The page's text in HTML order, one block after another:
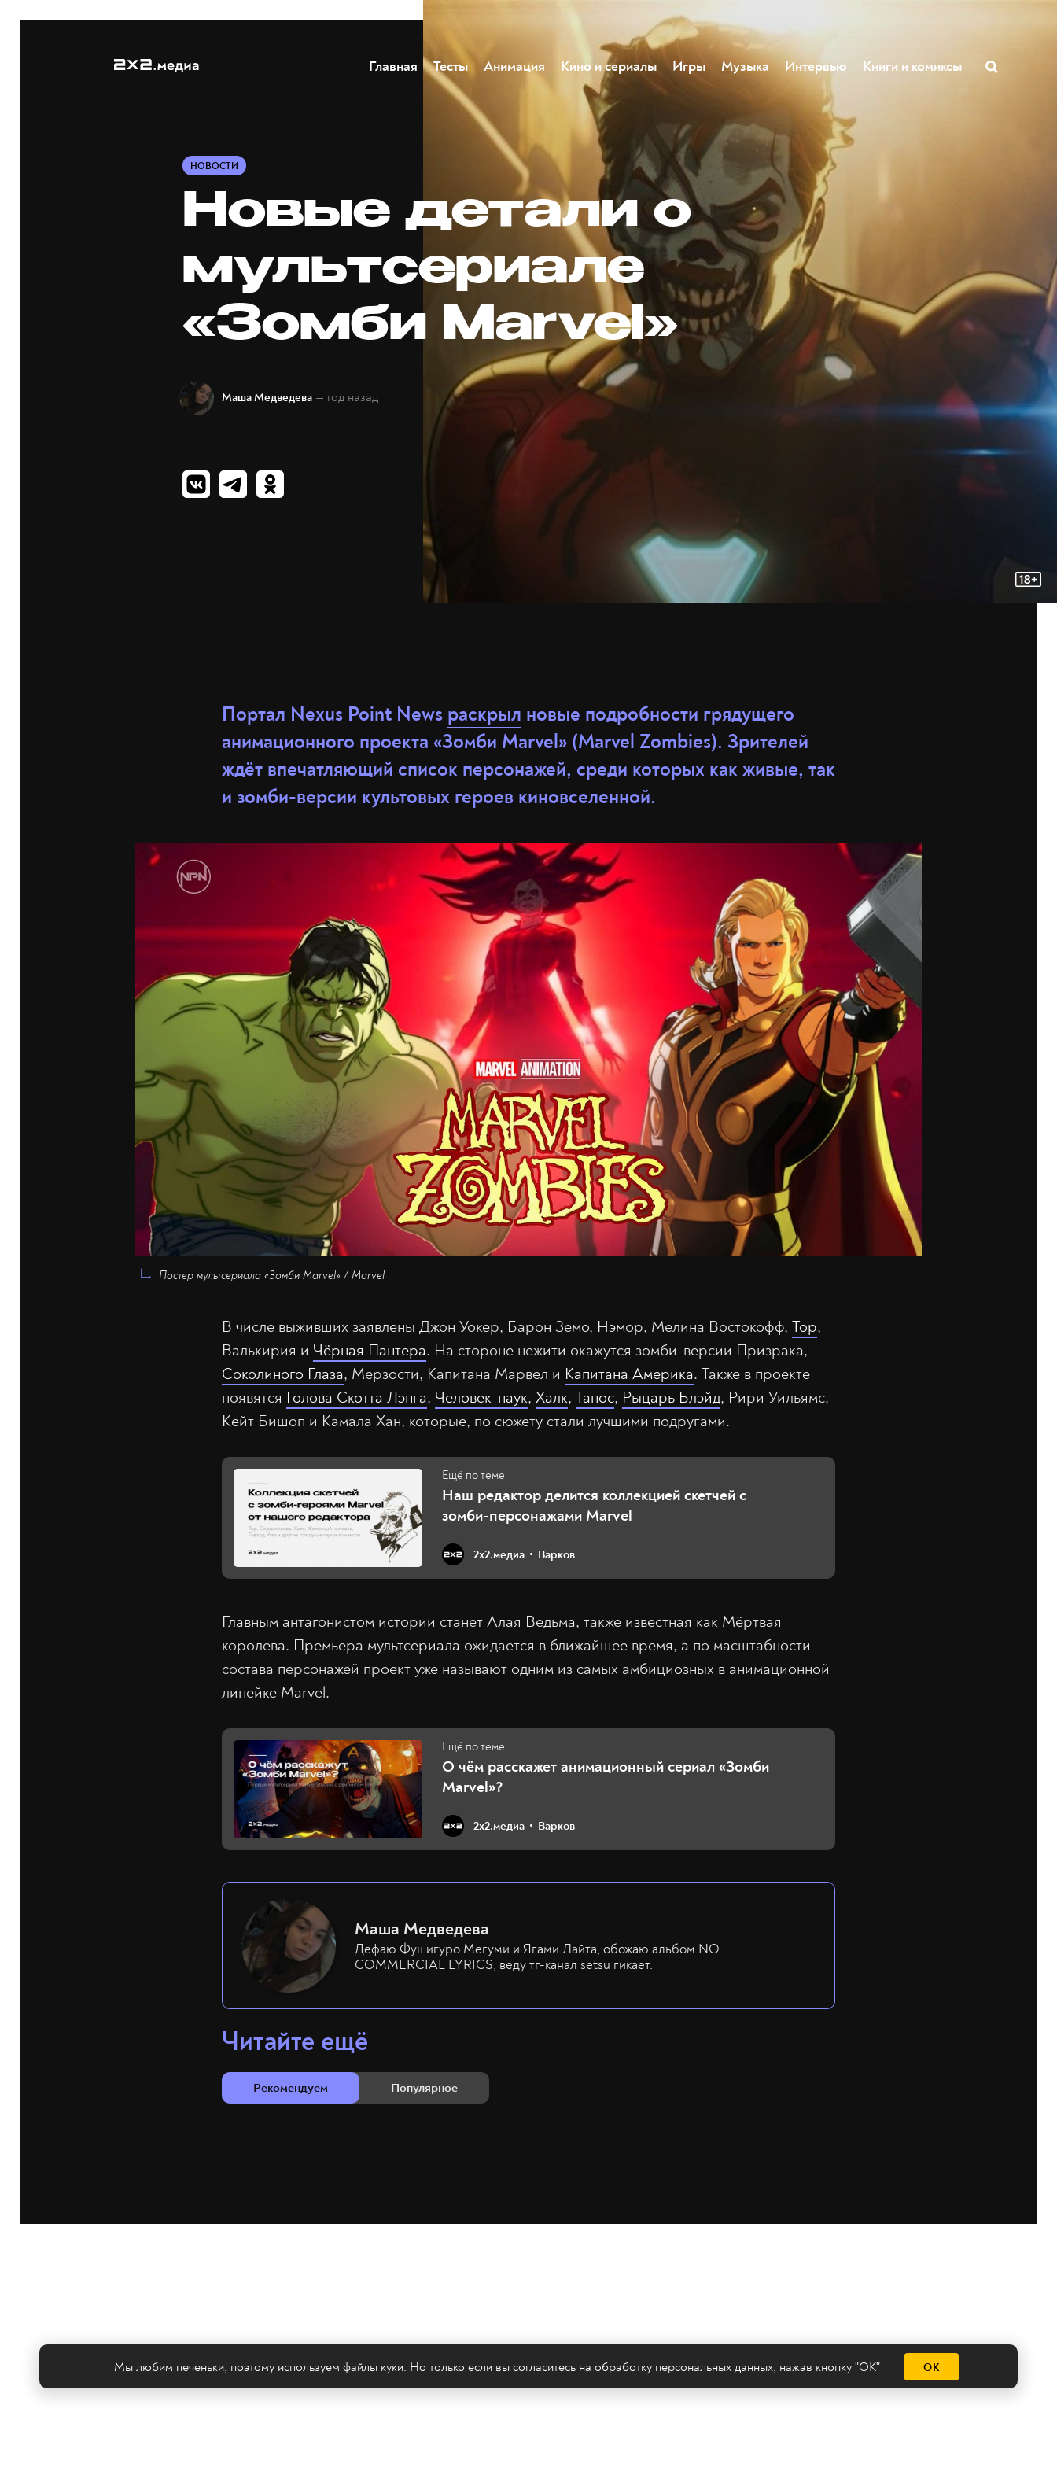
Главная Тесты Анимация Кино и сериалы Игры Музыка Интервью Книги и комиксы
НОВОСТИ
Новые детали о
мультсериале
«Зомби Marvel»
Маша Медведева — год назад
Портал Nexus Point News раскрыл новые подробности грядущего
анимационного проекта «Зомби Marvel» (Marvel Zombies). Зрителей
ждёт впечатляющий список персонажей, среди которых как живые, так
и зомби-версии культовых героев киновселенной.
Постер мультсериала «Зомби Marvel» / Marvel
В числе выживших заявлены Джон Уокер, Барон Земо, Нэмор, Мелина Востокофф, Тор,
Валькирия и Чёрная Пантера. На стороне нежити окажутся зомби-версии Призрака,
Соколиного Глаза, Мерзости, Капитана Марвел и Капитана Америка. Также в проекте
появятся Голова Скотта Лэнга, Человек-паук, Халк, Танос, Рыцарь Блэйд, Рири Уильямс,
Кейт Бишоп и Камала Хан, которые, по сюжету стали лучшими подругами.
Наш редактор делится коллекцией скетчей с
зомби-персонажами Marvel
2х2.медиа Варков
Главным антагонистом истории станет Алая Ведьма, также известная как Мёртвая
королева. Премьера мультсериала ожидается в ближайшее время, а по масштабности
состава персонажей проект уже называют одним из самых амбициозных в анимационной
линейке Marvel.
О чём расскажет анимационный сериал «Зомби
Marvel»?
2х2.медиа Варков
Маша Медведева
Дефаю Фушигуро Мегуми и Ягами Лайта, обожаю альбом NO
COMMERCIAL LYRICS, веду тг-канал setsu гикает.
Читайте ещё
Рекомендуем Популярное
Мы любим печеньки, поэтому используем файлы куки. Но только если вы согласитесь на обработку персональных данных, нажав кнопку "ОК" ОК